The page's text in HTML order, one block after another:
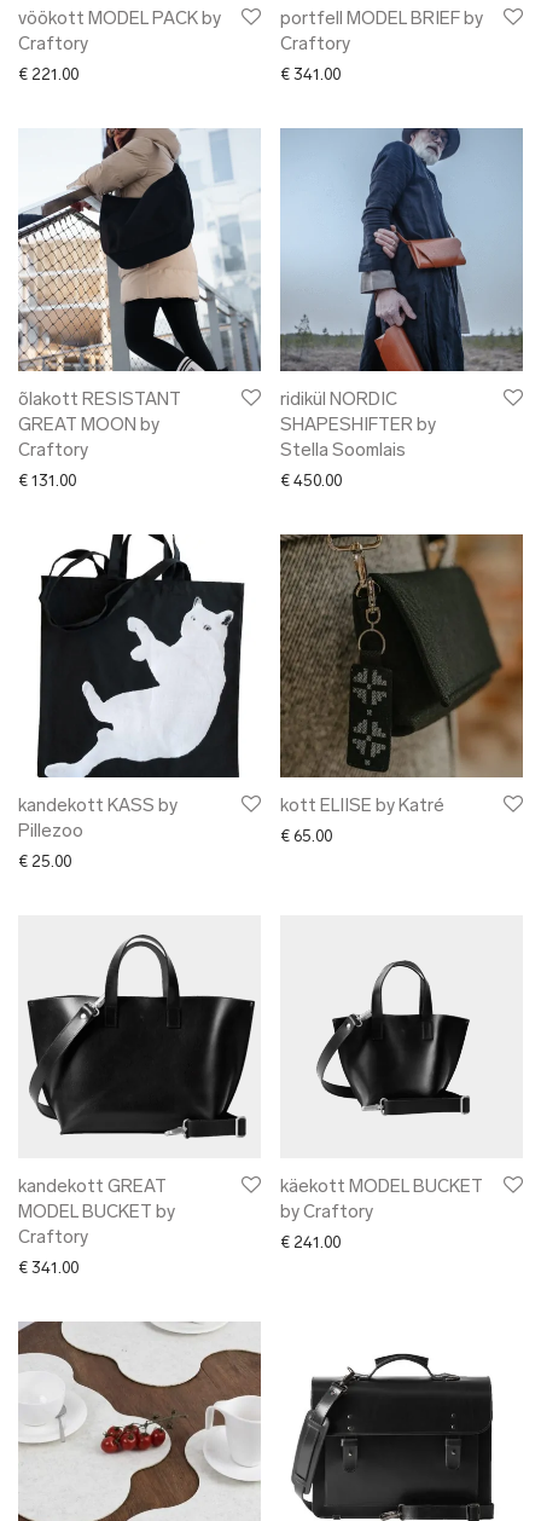
vöökott MODEL PACK by
Craftory
€ 221.00
portfell MODEL BRIEF by
Craftory
€ 341.00
õlakott RESISTANT
GREAT MOON by
Craftory
€ 131.00
ridikül NORDIC
SHAPESHIFTER by
Stella Soomlais
€ 450.00
kandekott KASS by
Pillezoo
€ 25.00
kott ELIISE by Katré
€ 65.00
kandekott GREAT
MODEL BUCKET by
Craftory
€ 341.00
käekott MODEL BUCKET
by Craftory
€ 241.00